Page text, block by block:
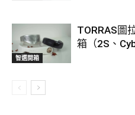
智選開箱
TORRAS圖
箱（2S、